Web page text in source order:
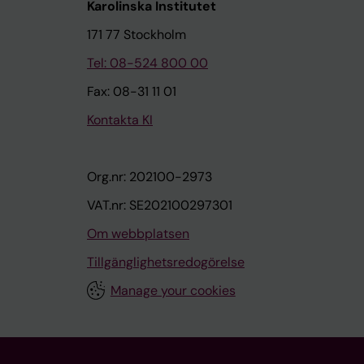
Karolinska Institutet
171 77 Stockholm
Tel: 08-524 800 00
Fax: 08-31 11 01
Kontakta KI
Org.nr: 202100-2973
VAT.nr: SE202100297301
Om webbplatsen
Tillgänglighetsredogörelse
Manage your cookies